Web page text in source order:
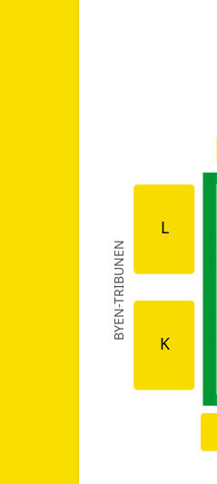
K
L
BYEN-TRIBUNEN